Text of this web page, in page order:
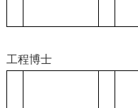
工程博士